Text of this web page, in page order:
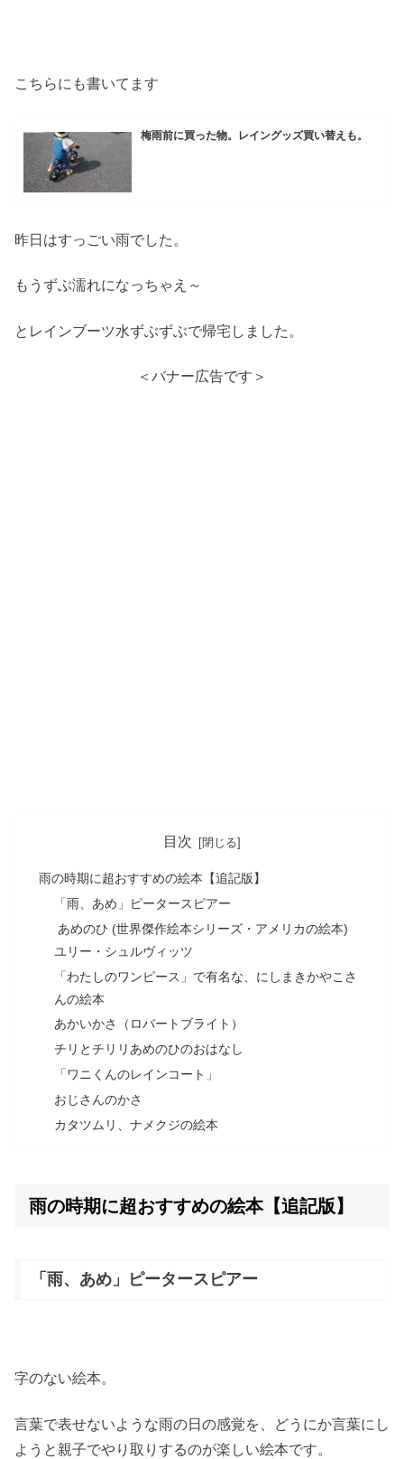
こちらにも書いてます
梅雨前に買った物。レイングッズ買い替えも。
昨日はすっごい雨でした。
もうずぶ濡れになっちゃえ～
とレインブーツ水ずぶずぶで帰宅しました。
＜バナー広告です＞
目次
雨の時期に超おすすめの絵本【追記版】
「雨、あめ」ピータースピアー
あめのひ (世界傑作絵本シリーズ・アメリカの絵本)
ユリー・シュルヴィッツ
「わたしのワンピース」で有名な、にしまきかやこさ
んの絵本
あかいかさ（ロバートブライト）
チリとチリリあめのひのおはなし
「ワニくんのレインコート」
おじさんのかさ
カタツムリ、ナメクジの絵本
雨の時期に超おすすめの絵本【追記版】
「雨、あめ」ピータースピアー
字のない絵本。
言葉で表せないような雨の日の感覚を、どうにか言葉にし
ようと親子でやり取りするのが楽しい絵本です。